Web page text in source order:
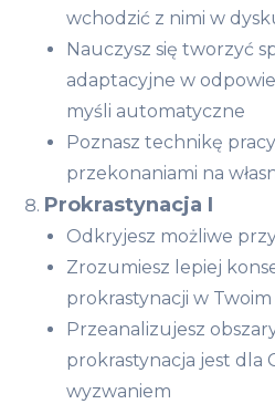
wchodzić z nimi w
Nauczysz się tworzyć
adaptacyjne w
myśli automatyczne
Poznasz technikę
przekonaniami na
Prokrastynacja I
Odkryjesz możliwe
Zrozumiesz lepiej
prokrastynacji w Twoim
Przeanalizujesz
prokrastynacja jest dla
wyzwaniem